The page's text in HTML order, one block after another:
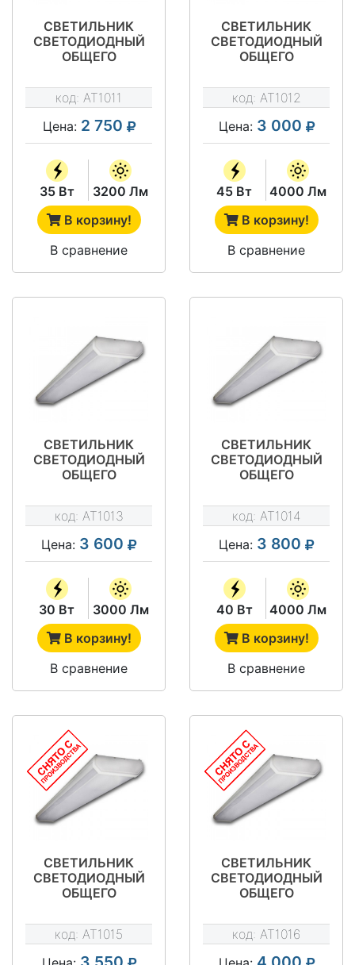
СВЕТИЛЬНИК
СВЕТОДИОДНЫЙ
ОБЩЕГО
ДПО-42-56/35
СЕРИЯ АТ-ДПО-42
код: AT1011
Цена: 2 750
35 Вт
3200 Лм
В корзину!
В сравнение
СВЕТИЛЬНИК
СВЕТОДИОДНЫЙ
ОБЩЕГО
ДПО-42-56/45
СЕРИЯ АТ-ДПО-42
код: AT1012
Цена: 3 000
45 Вт
4000 Лм
В корзину!
В сравнение
СВЕТИЛЬНИК
СВЕТОДИОДНЫЙ
ОБЩЕГО
ДПО-42-80/30
СЕРИЯ АТ-ДПО-42
код: AT1013
Цена: 3 600
30 Вт
3000 Лм
В корзину!
В сравнение
СВЕТИЛЬНИК
СВЕТОДИОДНЫЙ
ОБЩЕГО
ДПО-42-120/40
СЕРИЯ АТ-ДПО-42
код: AT1014
Цена: 3 800
40 Вт
4000 Лм
В корзину!
В сравнение
СВЕТИЛЬНИК
СВЕТОДИОДНЫЙ
ОБЩЕГО
ДПО-42-120/70
СЕРИЯ АТ-ДПО-42
код: AT1015
СВЕТИЛЬНИК
СВЕТОДИОДНЫЙ
ОБЩЕГО
ДПО-42-120/72
СЕРИЯ АТ-ДПО-42
код: AT1016